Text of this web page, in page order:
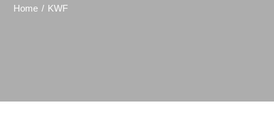
Home KWF